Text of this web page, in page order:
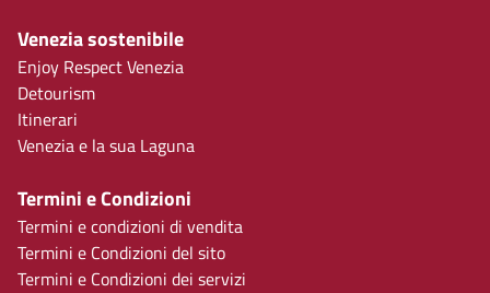
Venezia sostenibile
Enjoy Respect Venezia
Detourism
Itinerari
Venezia e la sua Laguna
Termini e Condizioni
Termini e condizioni di vendita
Termini e Condizioni del sito
Termini e Condizioni dei servizi